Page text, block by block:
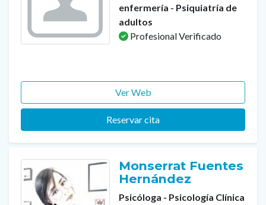
enfermería - Psiquiatría de
adultos
Profesional Verificado
Ver Web
Reservar cita
Monserrat Fuentes
Hernández
Psicóloga - Psicología Clínica